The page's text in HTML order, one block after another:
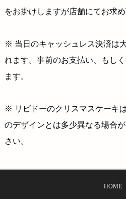
をお掛けしますが店舗にてお求め
※ 当日のキャッシュレス決済は
れます。事前のお支払い、もし
ます。
※ リビドーのクリスマスケーキ
のデザインとは多少異なる場合
さい。
HOME